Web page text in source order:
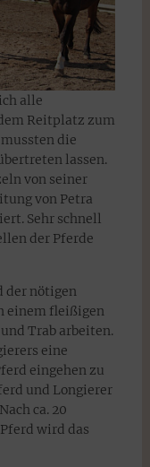
alle
Reitplatz zum
die
lassen.
von seiner
von Petra
Sehr schnell
der Pferde
der nötigen
einem fleißigen
Trab arbeiten.
eine
eingehen zu
und Longierer
ca. 20
wird das